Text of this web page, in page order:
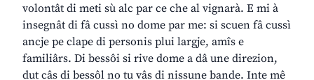
volontât di meti sù alc par ce che al vignarà. E mi à
insegnât di fâ cussì no dome par me: si scuen fâ cussì
ancje pe clape di personis plui largje, amîs e
familiârs. Di bessôi si rive dome a dâ une direzion,
dut câs di bessôl no tu vâs di nissune bande. Inte mê